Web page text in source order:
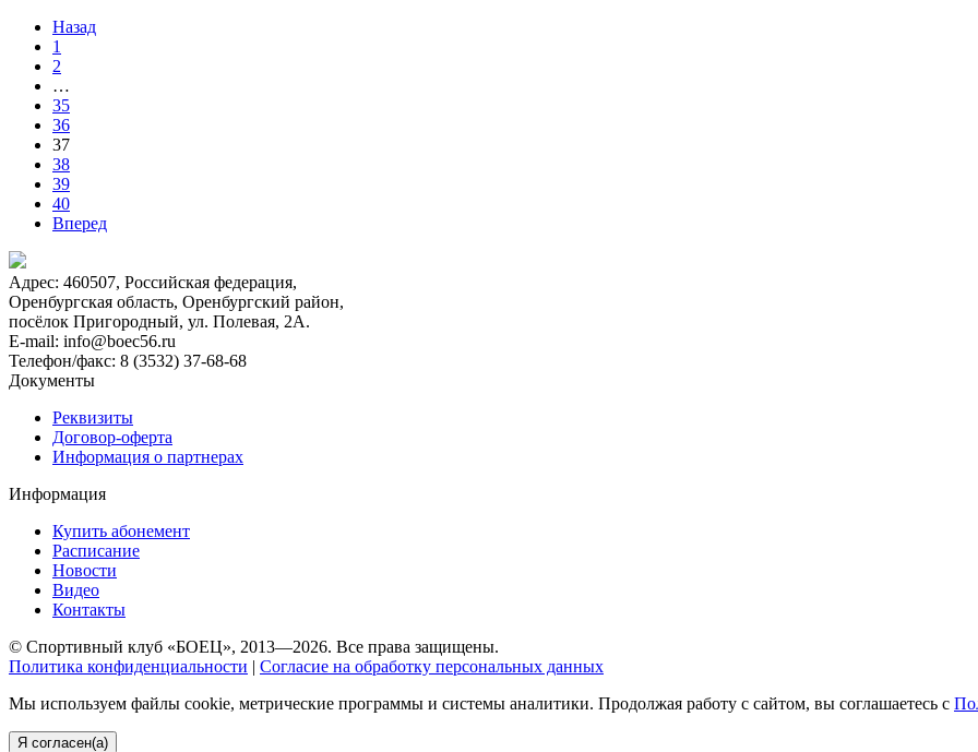
Назад
1
2
…
35
36
37
38
39
40
Вперед
Адрес: 460507, Российская федерация,
Оренбургская область, Оренбургский район,
посёлок Пригородный, ул. Полевая, 2А.
E-mail: info@boec56.ru
Телефон/факс: 8 (3532) 37-68-68
Документы
Реквизиты
Договор-оферта
Информация о партнерах
Информация
Купить абонемент
Расписание
Новости
Видео
Контакты
© Спортивный клуб «БОЕЦ», 2013—2026. Все права защищены.
Политика конфиденциальности | Согласие на обработку персональных данных
Мы используем файлы cookie, метрические программы и системы аналитики. Продолжая работу с сайтом, вы соглашаетесь с
Я согласен(а)